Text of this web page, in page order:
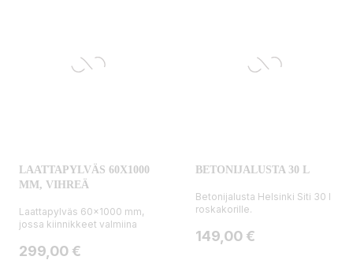
LAATTAPYLVÄS 60X1000
MM, VIHREÄ
Laattapylväs 60x1000 mm,
jossa kiinnikkeet valmiina
Hinta
299,00 €
BETONIJALUSTA 30 L
Betonijalusta Helsinki Siti 30 l
roskakorille.
Hinta
149,00 €